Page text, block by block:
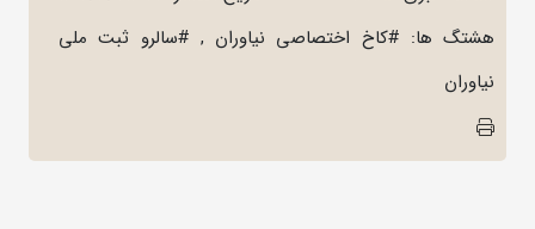
هشتگ ها: #کاخ اختصاصی نیاوران , #سالرو ثبت ملی
نیاوران